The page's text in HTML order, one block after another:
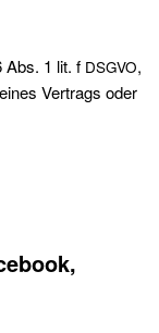
Abs. 1 lit. f DSGVO,
Ver­trags oder